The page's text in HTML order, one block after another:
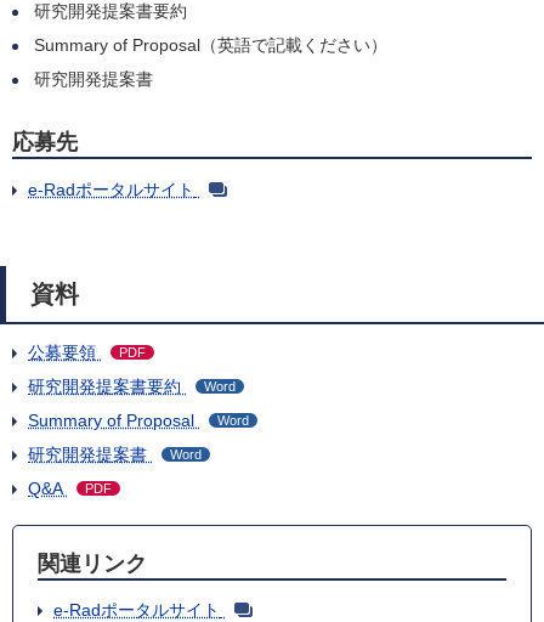
研究開発提案書要約
Summary of Proposal（英語で記載ください）
研究開発提案書
応募先
e-Radポータルサイト
資料
公募要領 PDF
研究開発提案書要約 Word
Summary of Proposal Word
研究開発提案書 Word
Q&A PDF
関連リンク
e-Radポータルサイト